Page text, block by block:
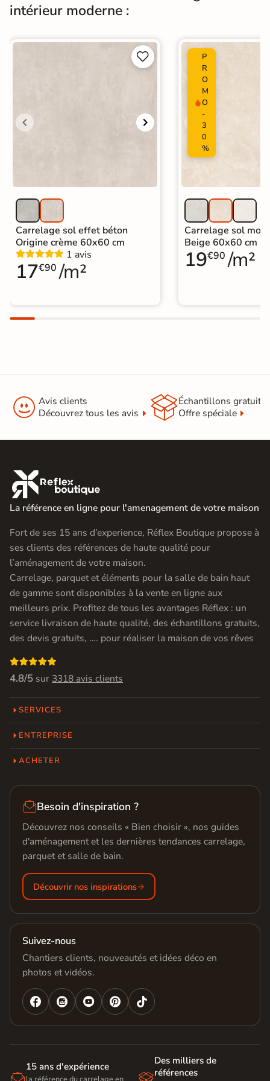
Origine Espagne
Carrelage design
|
Carrelage grand format et XXL
Carrelage Gris
Carrelage 100x100 cm |
Carrelage Grand format a petits Prix
Carrelage sol cuisine|
Carrelage salon moderne
Carrelage Chambre| Carrelage WC
intérieur moderne :


Carrelage sol effet béton
Origine crème 60x60 cm
1 avis
17€90 /m²
P
R
O
M
O
-
3
0
%
Carrelage sol
Beige 60x60 cm
19€90 /m²
 Avis clients
Découvrez tous les avis
Échantillons gratuit
Offre spéciale

La référence en ligne pour l'amenagement de votre maison
Fort de ses 15 ans d’experience, Réflex Boutique propose à
ses clients des références de haute qualité pour
l’aménagement de votre maison.
Carrelage, parquet et éléments pour la salle de bain haut
de gamme sont disponibles à la vente en ligne aux
meilleurs prix. Profitez de tous les avantages Réflex : un
service livraison de haute qualité, des échantillons gratuits,
des devis gratuits, …. pour réaliser la maison de vos rêves

4.8/5 sur 3318 avis clients
SERVICES
ENTREPRISE
ACHETER
Besoin d'inspiration ?
Découvrez nos conseils « Bien choisir », nos guides
d'aménagement et les dernières tendances carrelage,
parquet et salle de bain.
Découvrir nos inspirations
Suivez-nous
Chantiers clients, nouveautés et idées déco en
photos et vidéos.
   
15 ans d'expérience
Des milliers de
références